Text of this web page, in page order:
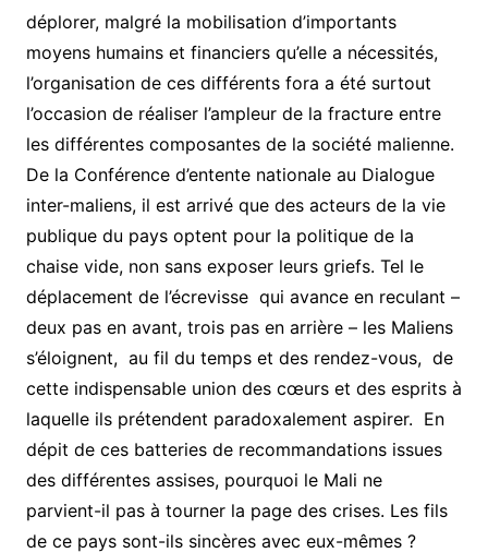
déplorer, malgré la mobilisation d’importants
moyens humains et financiers qu’elle a nécessités,
l’organisation de ces différents fora a été surtout
l’occasion de réaliser l’ampleur de la fracture entre
les différentes composantes de la société malienne.
De la Conférence d’entente nationale au Dialogue
inter-maliens, il est arrivé que des acteurs de la vie
publique du pays optent pour la politique de la
chaise vide, non sans exposer leurs griefs. Tel le
déplacement de l’écrevisse qui avance en reculant –
deux pas en avant, trois pas en arrière – les Maliens
s’éloignent, au fil du temps et des rendez-vous, de
cette indispensable union des cœurs et des esprits à
laquelle ils prétendent paradoxalement aspirer. En
dépit de ces batteries de recommandations issues
des différentes assises, pourquoi le Mali ne
parvient-il pas à tourner la page des crises. Les fils
de ce pays sont-ils sincères avec eux-mêmes ?